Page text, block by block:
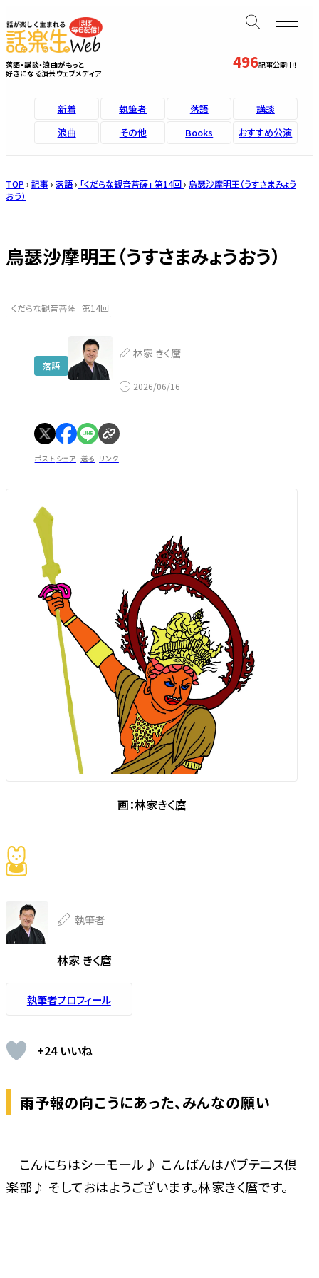
496記事公開中！
落語・講談・浪曲がもっと
好きになる演芸ウェブメディア
新着 執筆者 落語
講談
浪曲
その他 Books おすすめ公演
TOP › 記事 › 落語› 「くだらな観音菩薩」 第14回› 烏瑟沙摩明王（うすさまみょう
おう）
烏瑟沙摩明王（うすさまみょうおう）
「くだらな観音菩薩」 第14回
落語
林家 きく麿
2026/06/16
ポスト シェア 送る リンク
画：林家きく麿
執筆者
林家 きく麿
執筆者プロフィール
+24 いいね
雨予報の向こうにあった、みんなの願い
こんにちはシーモール♪ こんばんはパブテニス倶
楽部♪ そしておはようございます。林家きく麿です。